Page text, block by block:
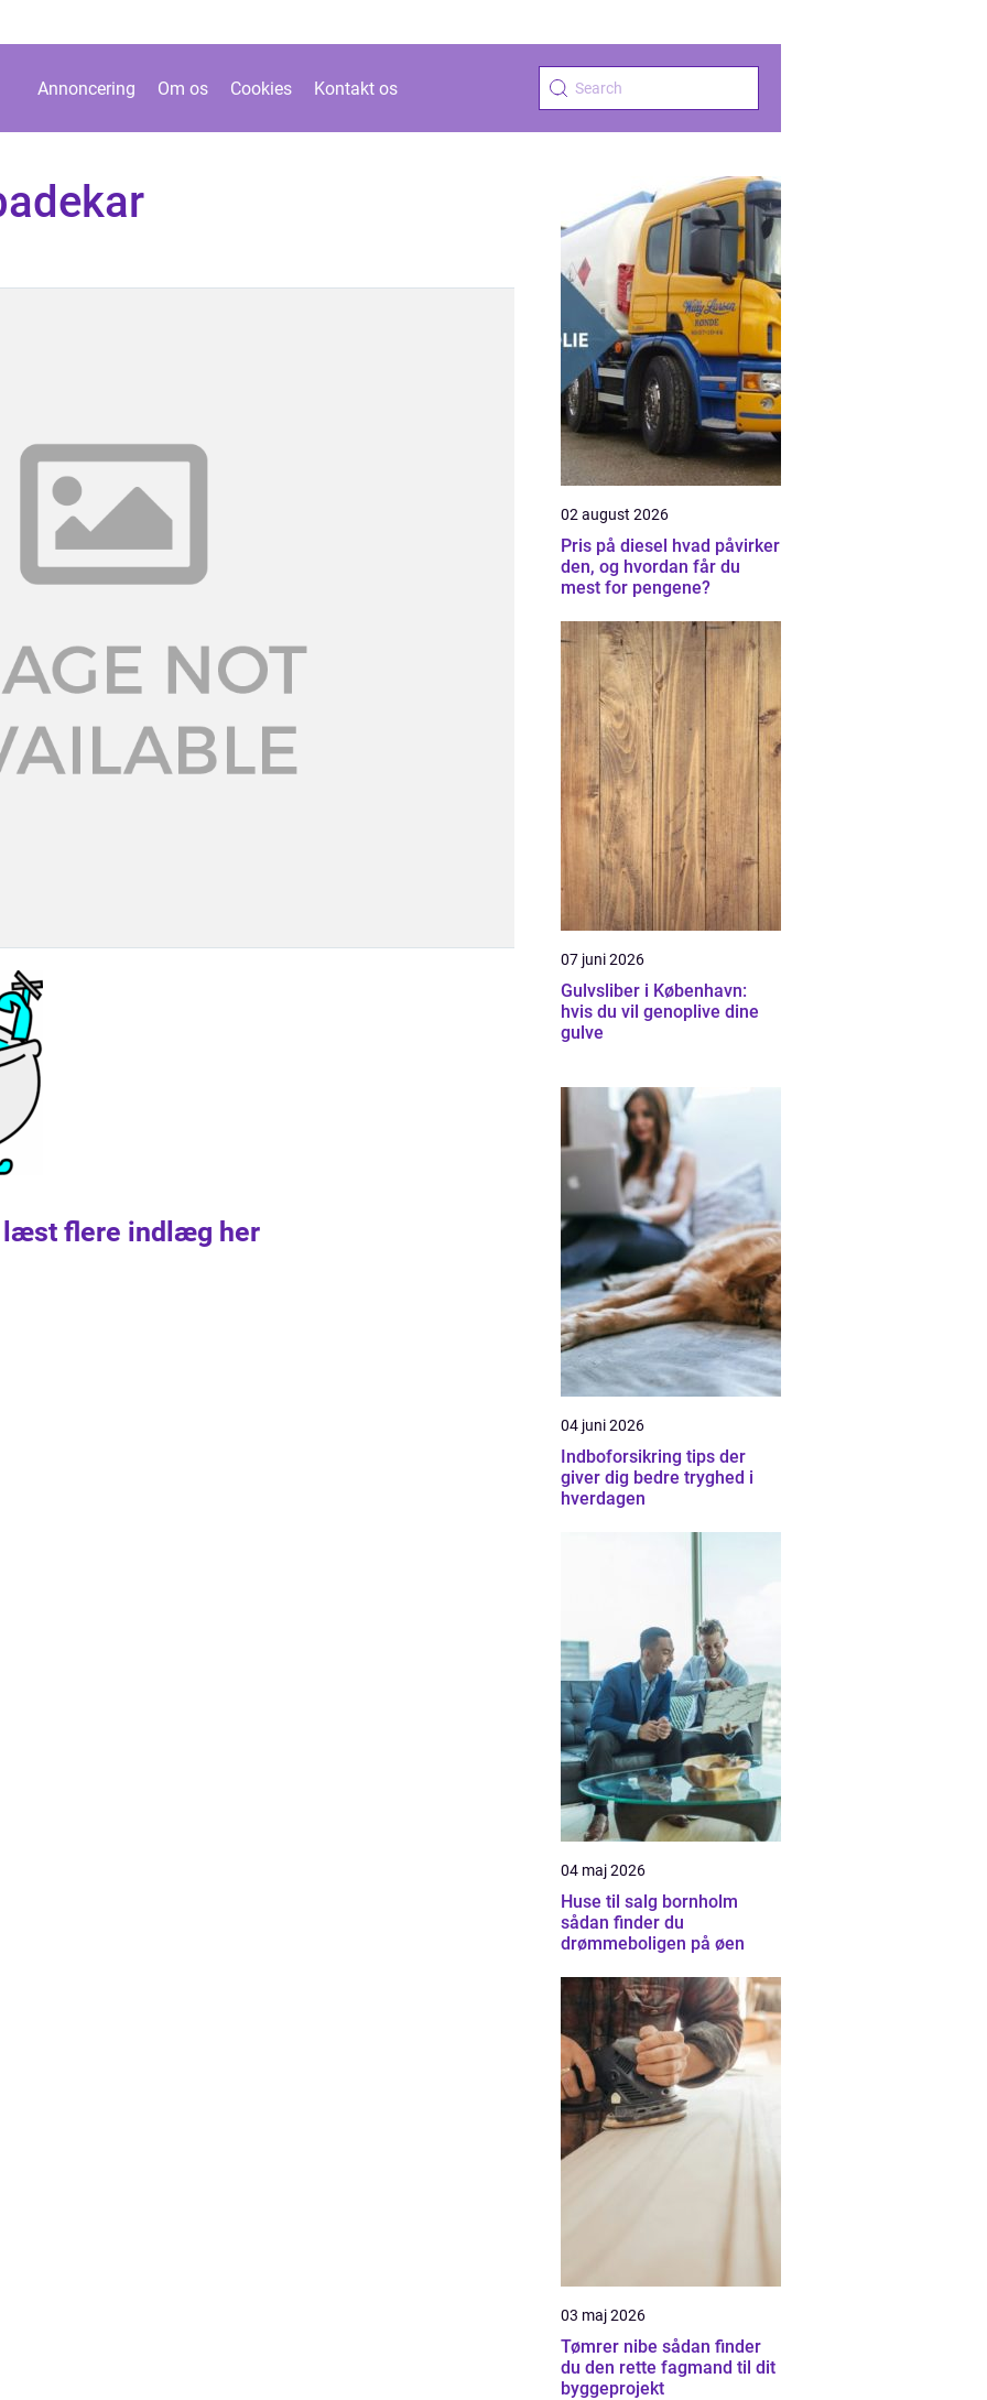
Annoncering Om os Cookies Kontakt os
læst flere indlæg her
02 august 2026
Pris på diesel hvad påvirker
den, og hvordan får du
mest for pengene?
07 juni 2026
Gulvsliber i København:
hvis du vil genoplive dine
gulve
04 juni 2026
Indboforsikring tips der
giver dig bedre tryghed i
hverdagen
04 maj 2026
Huse til salg bornholm
sådan finder du
drømmeboligen på øen
03 maj 2026
Tømrer nibe sådan finder
du den rette fagmand til dit
byggeprojekt